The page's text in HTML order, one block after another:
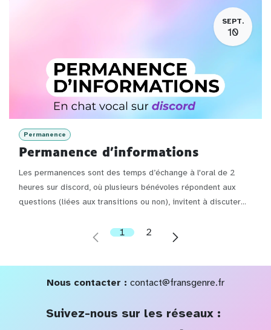
SEPT.
10
Permanence
Permanence d'informations
Les permanences sont des temps d’échange à l'oral de 2
heures sur discord, où plusieurs bénévoles répondent aux
questions (liées aux transitions ou non), invitent à discuter...
1 2
Nous contacter : contact@fransgenre.fr
Suivez-nous sur les réseaux :